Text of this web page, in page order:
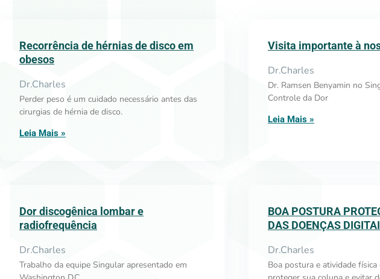
Recorrência de hérnias de disco em
obesos
Dr.Charles
Perder peso é um cuidado necessário antes das
cirurgias de hérnia de disco.
Leia Mais »
Visita importante à
Dr.Charles
Dr. Ramsen Benyamin no
Controle da Dor
Leia Mais »
Dor discogênica lombar e
radiofrequência
Dr.Charles
Trabalho da equipe Singular apresentado em
BOA POSTURA
DAS DOENÇAS
Dr.Charles
Boa postura e atividade